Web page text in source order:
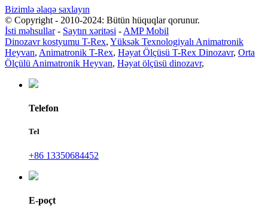
Bizimlə əlaqə saxlayın
© Copyright - 2010-2024: Bütün hüquqlar qorunur.
İsti məhsullar- Saytın xəritəsi - AMP Mobil
Dinozavr kostyumu T-Rex, Yüksək Texnologiyalı Animatronik
Heyvan, Animatronik T-Rex, Həyat Ölçüsü T-Rex Dinozavr, Orta
Ölçülü Animatronik Heyvan, Həyat ölçüsü dinozavr,
Telefon
Tel
+86 13350684452
E-poçt